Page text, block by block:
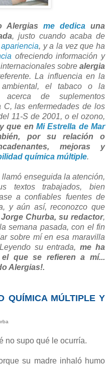
Alergias me dedica una
, justo cuando acaba de
, y a la vez que ha
ofreciendo información y
sobre alergia
La influencia en la
el tabaco o la
acerca de suplementos
las enfermedades de los
11-S de 2001, o el ozono,
que enMi Estrella de Mar
por su relación o
mejoras y
química múltiple.
enseguida la atención,
textos trabajados, bien
a confiables fuentes de
y aún así, reconozco que
Jorge Churba, su redactor,
semana pasada, con el fin
sobre mí en esa maravilla
su entrada,me ha
que se refieren a mí...
Alergias!.
QUÍMICA MÚLTIPLE Y
no supo qué le ocurría.
su madre inhaló humo